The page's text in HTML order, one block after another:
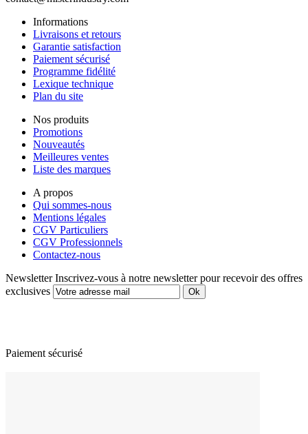
Informations
Livraisons et retours
Garantie satisfaction
Paiement sécurisé
Programme fidélité
Lexique technique
Plan du site
Nos produits
Promotions
Nouveautés
Meilleures ventes
Liste des marques
A propos
Qui sommes-nous
Mentions légales
CGV Particuliers
CGV Professionnels
Contactez-nous
Newsletter Inscrivez-vous à notre newsletter pour recevoir des offres
exclusives
Paiement sécurisé